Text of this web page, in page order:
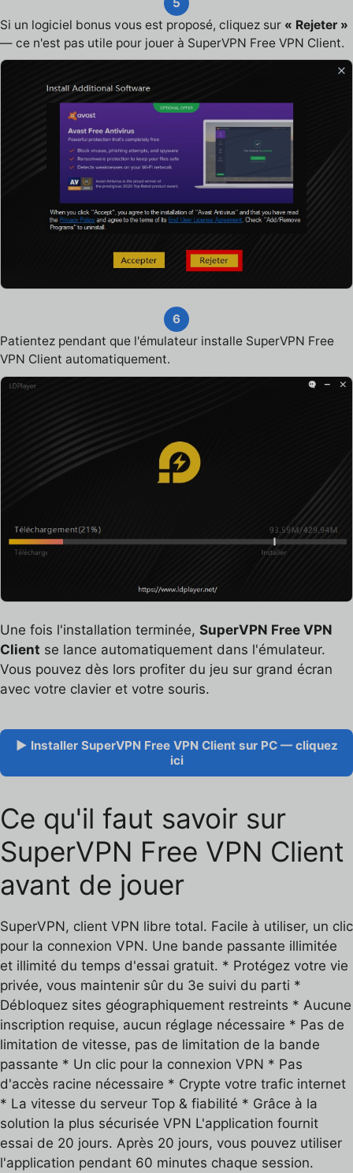
Si un logiciel bonus vous est proposé, cliquez sur « Rejeter »
— ce n'est pas utile pour jouer à SuperVPN Free VPN Client.
6
Patientez pendant que l'émulateur installe SuperVPN Free
VPN Client automatiquement.
Une fois l'installation terminée, SuperVPN Free VPN
Client se lance automatiquement dans l'émulateur.
Vous pouvez dès lors profiter du jeu sur grand écran
avec votre clavier et votre souris.
▶ Installer SuperVPN Free VPN Client sur PC — cliquez
ici
Ce qu'il faut savoir sur
SuperVPN Free VPN Client
avant de jouer
SuperVPN, client VPN libre total. Facile à utiliser, un clic
pour la connexion VPN. Une bande passante illimitée
et illimité du temps d'essai gratuit. * Protégez votre vie
privée, vous maintenir sûr du 3e suivi du parti *
Débloquez sites géographiquement restreints * Aucune
inscription requise, aucun réglage nécessaire * Pas de
limitation de vitesse, pas de limitation de la bande
passante * Un clic pour la connexion VPN * Pas
d'accès racine nécessaire * Crypte votre trafic internet
* La vitesse du serveur Top & fiabilité * Grâce à la
solution la plus sécurisée VPN L'application fournit
essai de 20 jours. Après 20 jours, vous pouvez utiliser
l'application pendant 60 minutes chaque session.